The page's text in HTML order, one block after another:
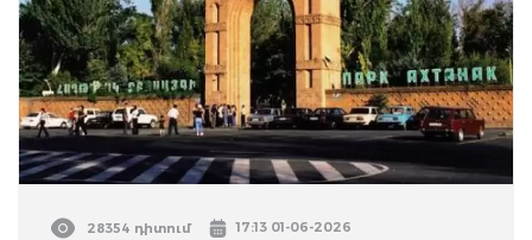
28354 դիտում 17:13 01-06-2026